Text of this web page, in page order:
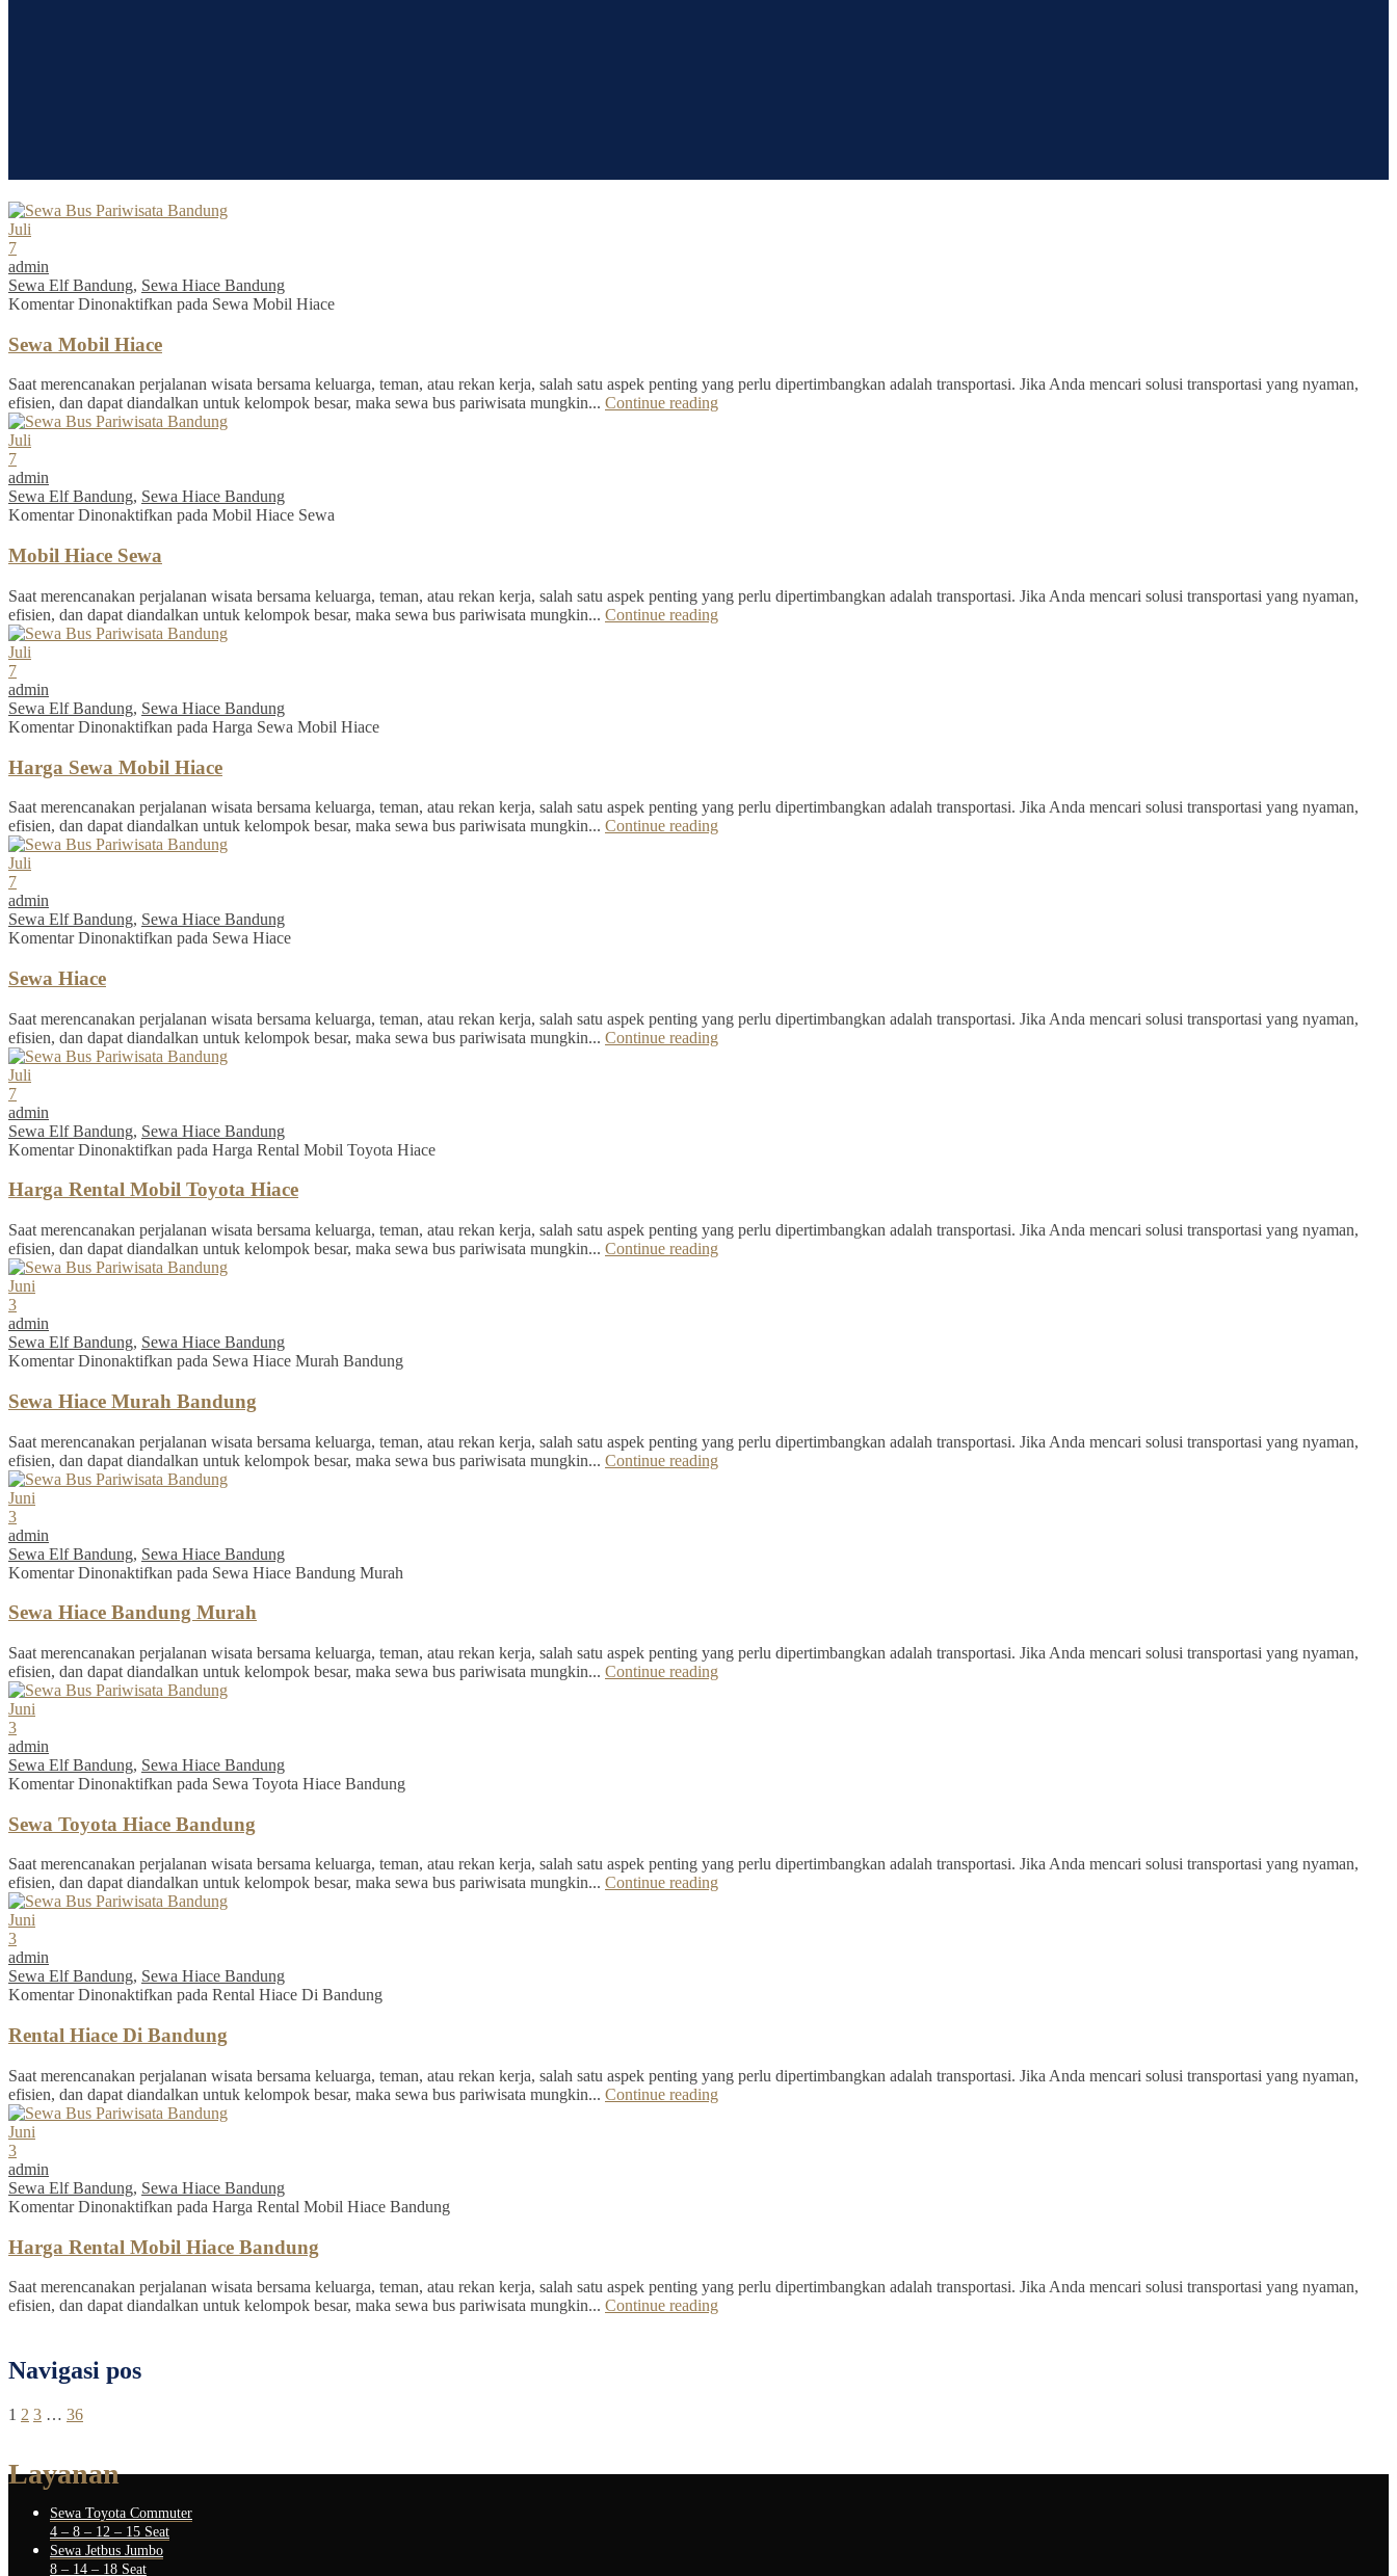
Juli
7
admin
Sewa Elf Bandung, Sewa Hiace Bandung
Komentar Dinonaktifkan pada Sewa Mobil Hiace
Sewa Mobil Hiace
Saat merencanakan perjalanan wisata bersama keluarga, teman, atau rekan kerja, salah satu aspek penting yang perlu dipertimbangkan adalah transportasi. Jika Anda mencari solusi transportasi yang nyaman,
efisien, dan dapat diandalkan untuk kelompok besar, maka sewa bus pariwisata mungkin... Continue reading
Juli
7
admin
Sewa Elf Bandung, Sewa Hiace Bandung
Komentar Dinonaktifkan pada Mobil Hiace Sewa
Mobil Hiace Sewa
Saat merencanakan perjalanan wisata bersama keluarga, teman, atau rekan kerja, salah satu aspek penting yang perlu dipertimbangkan adalah transportasi. Jika Anda mencari solusi transportasi yang nyaman,
efisien, dan dapat diandalkan untuk kelompok besar, maka sewa bus pariwisata mungkin... Continue reading
Juli
7
admin
Sewa Elf Bandung, Sewa Hiace Bandung
Komentar Dinonaktifkan pada Harga Sewa Mobil Hiace
Harga Sewa Mobil Hiace
Saat merencanakan perjalanan wisata bersama keluarga, teman, atau rekan kerja, salah satu aspek penting yang perlu dipertimbangkan adalah transportasi. Jika Anda mencari solusi transportasi yang nyaman,
efisien, dan dapat diandalkan untuk kelompok besar, maka sewa bus pariwisata mungkin... Continue reading
Juli
7
admin
Sewa Elf Bandung, Sewa Hiace Bandung
Komentar Dinonaktifkan pada Sewa Hiace
Sewa Hiace
Saat merencanakan perjalanan wisata bersama keluarga, teman, atau rekan kerja, salah satu aspek penting yang perlu dipertimbangkan adalah transportasi. Jika Anda mencari solusi transportasi yang nyaman,
efisien, dan dapat diandalkan untuk kelompok besar, maka sewa bus pariwisata mungkin... Continue reading
Juli
7
admin
Sewa Elf Bandung, Sewa Hiace Bandung
Komentar Dinonaktifkan pada Harga Rental Mobil Toyota Hiace
Harga Rental Mobil Toyota Hiace
Saat merencanakan perjalanan wisata bersama keluarga, teman, atau rekan kerja, salah satu aspek penting yang perlu dipertimbangkan adalah transportasi. Jika Anda mencari solusi transportasi yang nyaman,
efisien, dan dapat diandalkan untuk kelompok besar, maka sewa bus pariwisata mungkin... Continue reading
Juni
3
admin
Sewa Elf Bandung, Sewa Hiace Bandung
Komentar Dinonaktifkan pada Sewa Hiace Murah Bandung
Sewa Hiace Murah Bandung
Saat merencanakan perjalanan wisata bersama keluarga, teman, atau rekan kerja, salah satu aspek penting yang perlu dipertimbangkan adalah transportasi. Jika Anda mencari solusi transportasi yang nyaman,
efisien, dan dapat diandalkan untuk kelompok besar, maka sewa bus pariwisata mungkin... Continue reading
Juni
3
admin
Sewa Elf Bandung, Sewa Hiace Bandung
Komentar Dinonaktifkan pada Sewa Hiace Bandung Murah
Sewa Hiace Bandung Murah
Saat merencanakan perjalanan wisata bersama keluarga, teman, atau rekan kerja, salah satu aspek penting yang perlu dipertimbangkan adalah transportasi. Jika Anda mencari solusi transportasi yang nyaman,
efisien, dan dapat diandalkan untuk kelompok besar, maka sewa bus pariwisata mungkin... Continue reading
Juni
3
admin
Sewa Elf Bandung, Sewa Hiace Bandung
Komentar Dinonaktifkan pada Sewa Toyota Hiace Bandung
Sewa Toyota Hiace Bandung
Saat merencanakan perjalanan wisata bersama keluarga, teman, atau rekan kerja, salah satu aspek penting yang perlu dipertimbangkan adalah transportasi. Jika Anda mencari solusi transportasi yang nyaman,
efisien, dan dapat diandalkan untuk kelompok besar, maka sewa bus pariwisata mungkin... Continue reading
Juni
3
admin
Sewa Elf Bandung, Sewa Hiace Bandung
Komentar Dinonaktifkan pada Rental Hiace Di Bandung
Rental Hiace Di Bandung
Saat merencanakan perjalanan wisata bersama keluarga, teman, atau rekan kerja, salah satu aspek penting yang perlu dipertimbangkan adalah transportasi. Jika Anda mencari solusi transportasi yang nyaman,
efisien, dan dapat diandalkan untuk kelompok besar, maka sewa bus pariwisata mungkin... Continue reading
Juni
3
admin
Sewa Elf Bandung, Sewa Hiace Bandung
Komentar Dinonaktifkan pada Harga Rental Mobil Hiace Bandung
Harga Rental Mobil Hiace Bandung
Saat merencanakan perjalanan wisata bersama keluarga, teman, atau rekan kerja, salah satu aspek penting yang perlu dipertimbangkan adalah transportasi. Jika Anda mencari solusi transportasi yang nyaman,
efisien, dan dapat diandalkan untuk kelompok besar, maka sewa bus pariwisata mungkin... Continue reading
Navigasi pos
1 2 3 … 36
Layanan
Sewa Toyota Commuter
4 – 8 – 12 – 15 Seat
Sewa Jetbus Jumbo
8 – 14 – 18 Seat